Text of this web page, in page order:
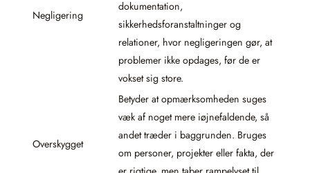
Negligering
dokumentation,
sikkerhedsforanstaltninger og
relationer, hvor negligeringen gør, at
problemer ikke opdages, før de er
vokset sig store.
Overskygget
Betyder at opmærksomheden suges
væk af noget mere iøjnefaldende, så
andet træder i baggrunden. Bruges
om personer, projekter eller fakta, der